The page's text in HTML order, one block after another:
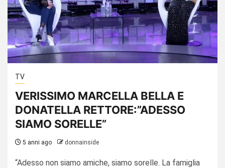
TV
VERISSIMO MARCELLA BELLA E
DONATELLA RETTORE:”ADESSO
SIAMO SORELLE”
5 anni ago donnainside
“Adesso non siamo amiche, siamo sorelle. La famiglia